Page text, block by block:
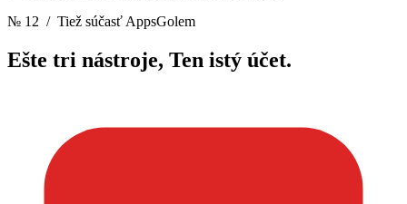
№ 12 / Tiež súčasť AppsGolem
Ešte tri nástroje, Ten istý účet.